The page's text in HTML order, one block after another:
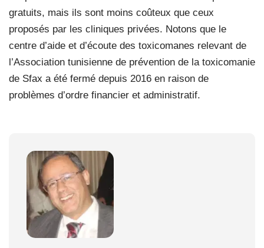
gratuits, mais ils sont moins coûteux que ceux
proposés par les cliniques privées. Notons que le
centre d’aide et d’écoute des toxicomanes relevant de
l’Association tunisienne de prévention de la toxicomanie
de Sfax a été fermé depuis 2016 en raison de
problèmes d’ordre financier et administratif.